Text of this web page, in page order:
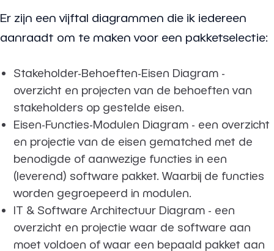
Er zijn een vijftal diagrammen die ik iedereen
aanraadt om te maken voor een pakketselectie:
Stakeholder-Behoeften-Eisen Diagram -
overzicht en projecten van de behoeften van
stakeholders op gestelde eisen.
Eisen-Functies-Modulen Diagram - een overzicht
en projectie van de eisen gematched met de
benodigde of aanwezige functies in een
(leverend) software pakket. Waarbij de functies
worden gegroepeerd in modulen.
IT & Software Architectuur Diagram - een
overzicht en projectie waar de software aan
moet voldoen of waar een bepaald pakket aan